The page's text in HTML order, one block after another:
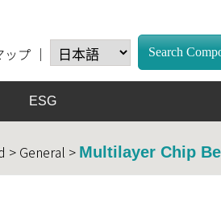
ップ ｜ Search
ESG
> General > Multilayer Chip